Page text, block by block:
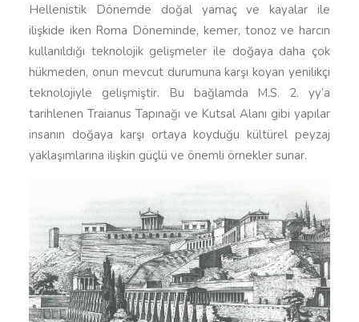
Hellenistik Dönemde doğal yamaç ve kayalar ile
ilişkide iken Roma Döneminde, kemer, tonoz ve harcın
kullanıldığı teknolojik gelişmeler ile doğaya daha çok
hükmeden, onun mevcut durumuna karşı koyan yenilikçi
teknolojiyle gelişmiştir. Bu bağlamda M.S. 2. yy’a
tarihlenen Traianus Tapınağı ve Kutsal Alanı gibi yapılar
insanın doğaya karşı ortaya koyduğu kültürel peyzaj
yaklaşımlarına ilişkin güçlü ve önemli örnekler sunar.